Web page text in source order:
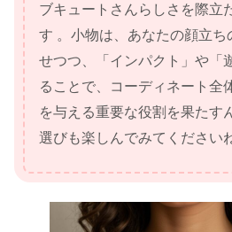
ブキュートさんらしさを際立
す 。小物は、あなたの顔立ち
せつつ、「インパクト」や「
ることで、コーディネート全
を与える重要な役割を果たす
選びも楽しんでみてください